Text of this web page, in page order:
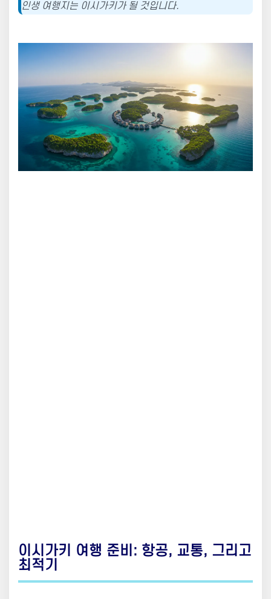
인생 여행지는 이시가키가 될 것입니다.
이시가키 여행 준비: 항공, 교통, 그리고
최적기